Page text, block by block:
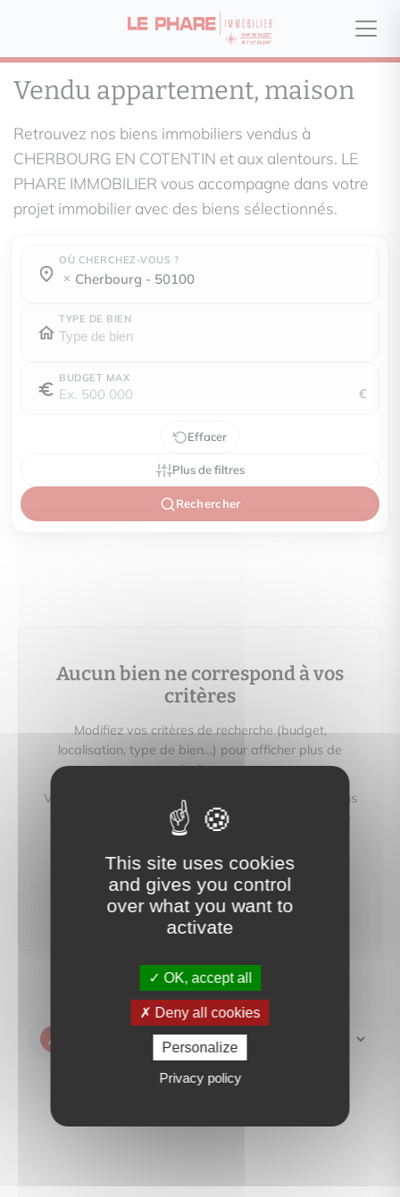
Vendu appartement, maison
Retrouvez nos biens immobiliers vendus à
CHERBOURG EN COTENTIN et aux alentours. LE
PHARE IMMOBILIER vous accompagne dans votre
projet immobilier avec des biens sélectionnés.
OÙ CHERCHEZ-VOUS ?
Où cherchez-vous ?
cherbourg - 50100
Où cherchez-vous ?
TYPE DE BIEN
BUDGET MAX
€
Effacer
Plus de filtres
Rechercher
Aucun bien ne correspond à vos
critères
Modifiez vos critères de recherche (budget,
localisation, type de bien…) pour afficher plus de
résultats.
Vous pouvez aussi créer une alerte e‑mail : nous vous
préviendrons dès qu'un bien correspondant à votre
recherche sera mis en ligne.
créer une alerte
Créer une alerte
This site uses cookies
and gives you control
over what you want to
activate
OK, accept all
Deny all cookies
Personalize
Privacy policy